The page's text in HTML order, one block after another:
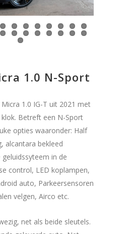
1.0 N-Sport
1.0 IG-T uit 2021 met
Betreft een N-Sport
opties waaronder: Half
alcantara bekleed
in de
control, LED koplampen,
auto, Parkeersensoren
velgen, Airco etc.
net als beide sleutels.